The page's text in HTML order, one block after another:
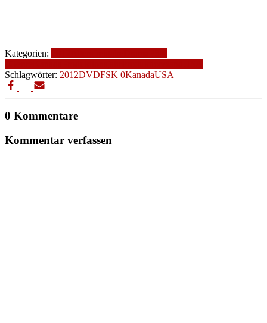
Kategorien:
Schlagwörter: 2012DVDFSK 0KanadaUSA
0 Kommentare
Kommentar verfassen